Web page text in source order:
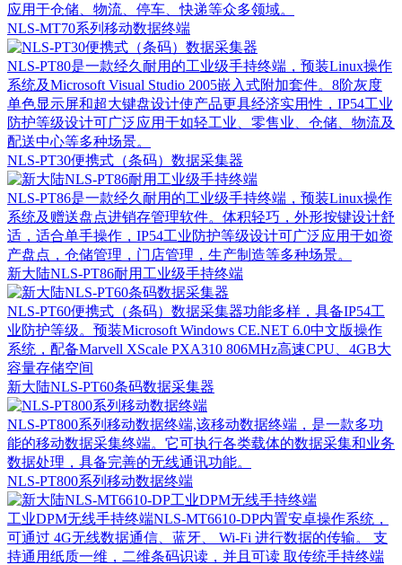
应用于仓储、物流、停车、快递等众多领域。
NLS-MT70系列移动数据终端
NLS-PT80是一款经久耐用的工业级手持终端，预装Linux操作
系统及Microsoft Visual Studio 2005嵌入式附加套件。8阶灰度
单色显示屏和超大键盘设计使产品更具经济实用性，IP54工业
防护等级设计可广泛应用于如轻工业、零售业、仓储、物流及
配送中心等多种场景。
NLS-PT30便携式（条码）数据采集器
NLS-PT86是一款经久耐用的工业级手持终端，预装Linux操作
系统及赠送盘点进销存管理软件。体积轻巧，外形按键设计舒
适，适合单手操作，IP54工业防护等级设计可广泛应用于如资
产盘点，仓储管理，门店管理，生产制造等多种场景。
新大陆NLS-PT86耐用工业级手持终端
NLS-PT60便携式（条码）数据采集器功能多样，具备IP54工
业防护等级。预装Microsoft Windows CE.NET 6.0中文版操作
系统，配备Marvell XScale PXA310 806MHz高速CPU、4GB大
容量存储空间
新大陆NLS-PT60条码数据采集器
NLS-PT800系列移动数据终端,该移动数据终端，是一款多功
能的移动数据采集终端。它可执行各类载体的数据采集和业务
数据处理，具备完善的无线通讯功能。
NLS-PT800系列移动数据终端
工业DPM无线手持终端NLS-MT6610-DP内置安卓操作系统，
可通过 4G无线数据通信、蓝牙、 Wi-Fi 进行数据的传输。 支
持通用纸质一维，二维条码识读，并且可读 取传统手持终端